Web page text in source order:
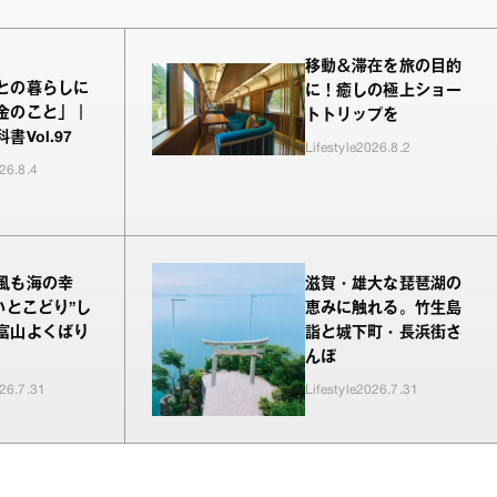
の暮らしに
のこと」｜
書Vol.97
移動＆滞在を旅の目的
に！癒しの極上ショー
トトリップを
Lifestyle2026.8.2
も海の幸
とこどり”し
山よくばり
滋賀・雄大な琵琶湖の
恵みに触れる。竹生島
詣と城下町・長浜街さ
んぽ
Lifestyle2026.7.31